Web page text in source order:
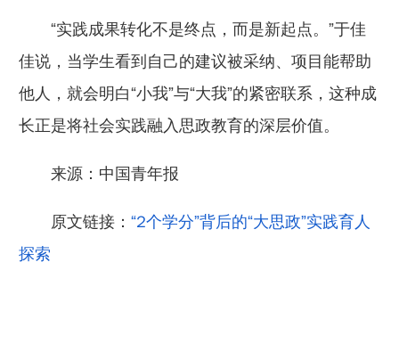
“实践成果转化不是终点，而是新起点。”于佳
佳说，当学生看到自己的建议被采纳、项目能帮助
他人，就会明白“小我”与“大我”的紧密联系，这种成
长正是将社会实践融入思政教育的深层价值。
来源：中国青年报
原文链接：“2个学分”背后的“大思政”实践育人
探索